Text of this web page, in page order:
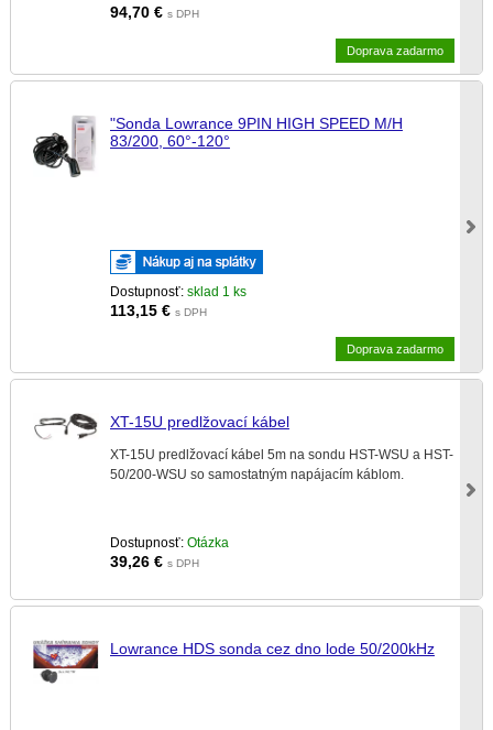
94,70 € s DPH
Doprava zadarmo
"Sonda Lowrance 9PIN HIGH SPEED M/H
83/200, 60°-120°
Dostupnosť:sklad 1 ks
113,15 € s DPH
Doprava zadarmo
XT-15U predlžovací kábel
XT-15U predlžovací kábel 5m na sondu HST-WSU a HST-
50/200-WSU so samostatným napájacím káblom.
Dostupnosť:Otázka
39,26 € s DPH
Lowrance HDS sonda cez dno lode 50/200kHz